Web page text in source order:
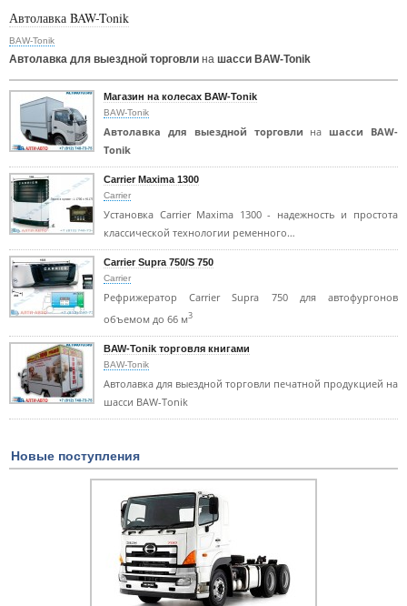
Автолавка BAW-Tonik
BAW-Tonik
Автолавка для выездной торговли на шасси BAW-Tonik
Магазин на колесах BAW-Tonik
BAW-Tonik
Автолавка для выездной торговли на шасси BAW-
Tonik
Carrier Maxima 1300
Carrier
Установка Carrier Maxima 1300 - надежность и простота
классической технологии ременного…
Carrier Supra 750/S 750
Carrier
Рефрижератор Carrier Supra 750 для автофургонов
объемом до 66 м3
BAW-Tonik торговля книгами
BAW-Tonik
Автолавка для выездной торговли печатной продукцией на
шасси BAW-Tonik
Новые поступления